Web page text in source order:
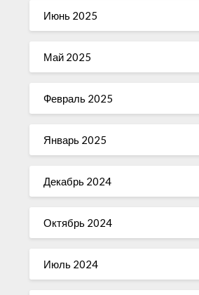
Июнь 2025
Май 2025
Февраль 2025
Январь 2025
Декабрь 2024
Октябрь 2024
Июль 2024